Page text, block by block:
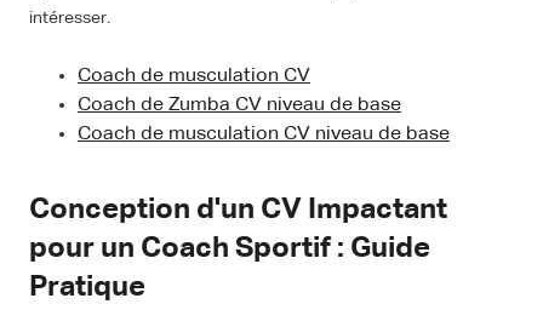
intéresser.
Coach de musculation CV
Coach de Zumba CV niveau de base
Coach de musculation CV niveau de base
Conception d'un CV Impactant
pour un Coach Sportif : Guide
Pratique